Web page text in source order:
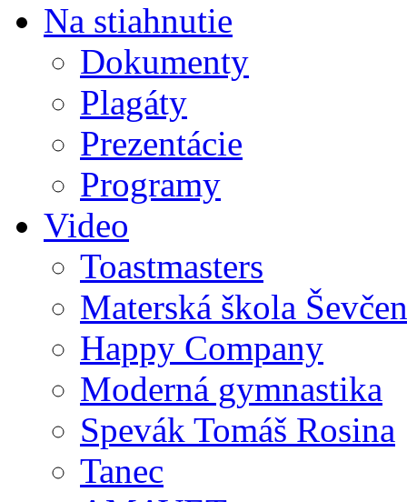
Na stiahnutie
Dokumenty
Plagáty
Prezentácie
Programy
Video
Toastmasters
Materská škola
Happy Company
Moderná gymnastika
Spevák Tomáš Rosina
Tanec